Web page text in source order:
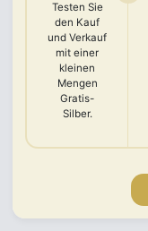
Testen Sie
den Kauf
und Verkauf
mit einer
kleinen
Mengen
Gratis-
Silber.